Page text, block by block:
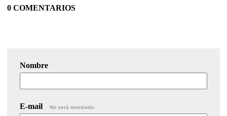
0 COMENTARIOS
Nombre
E-mail No será mostrado.